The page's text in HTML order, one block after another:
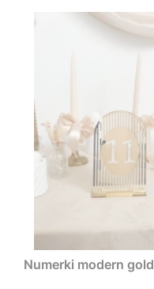
Numerki modern gold